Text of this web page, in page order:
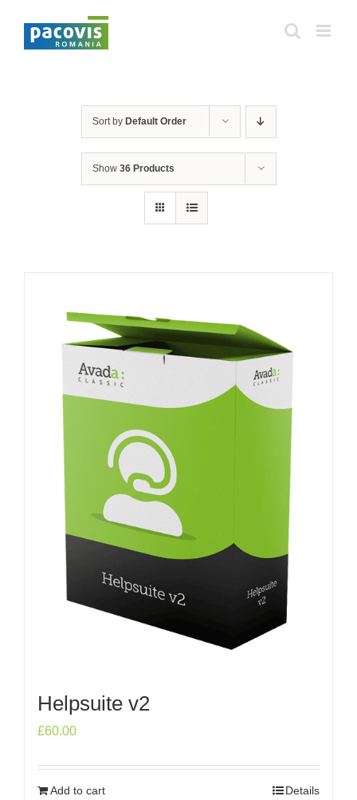
content
Sort by Default Order
Show 36 Products
Helpsuite v2
£60.00
Add to cart Details